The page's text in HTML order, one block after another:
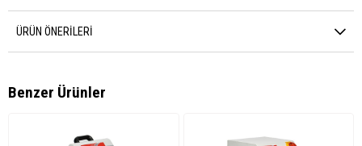
ÜRÜN ÖNERILERI
Benzer Ürünler